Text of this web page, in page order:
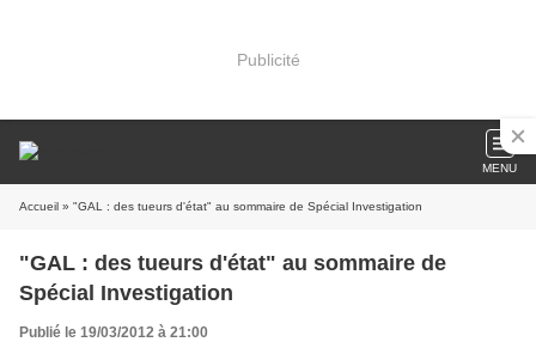
Publicité
MENU
Accueil » "GAL : des tueurs d'état" au sommaire de Spécial Investigation
"GAL : des tueurs d'état" au sommaire de
Spécial Investigation
Publié le 19/03/2012 à 21:00